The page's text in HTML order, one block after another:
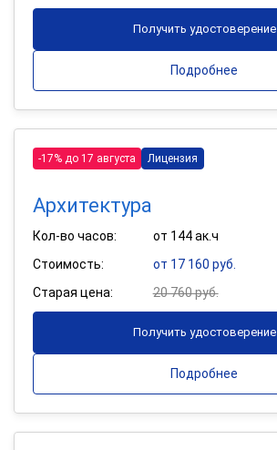
Получить удостоверение
Подробнее
-17% до 17 августа Лицензия
Архитектура
Кол-во часов:
от 144 ак.ч
Стоимость:
от 17 160 руб.
Старая цена:
20 760 руб.
Получить удостоверение
Подробнее